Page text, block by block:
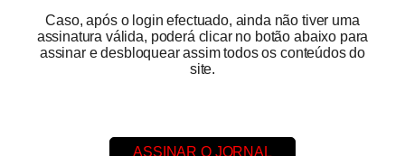
Caso, após o login efectuado, ainda não tiver uma
assinatura válida, poderá clicar no botão abaixo para
assinar e desbloquear assim todos os conteúdos do
site.
ASSINAR O JORNAL